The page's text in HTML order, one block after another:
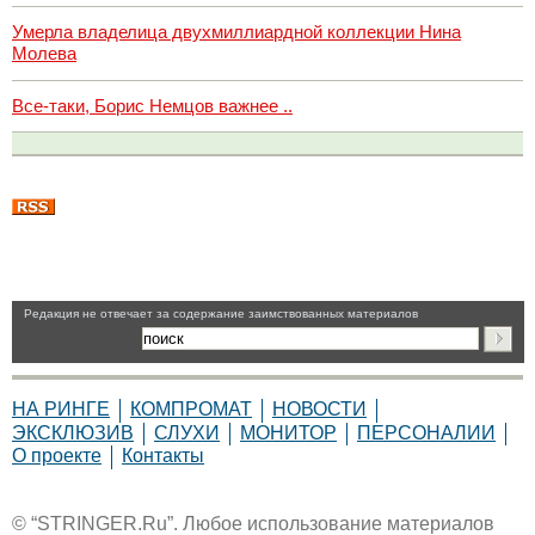
Умерла владелица двухмиллиардной коллекции Нина
Молева
Все-таки, Борис Немцов важнее ..
Pедакция не отвечает за содержание заимствованных материалов
НА РИНГЕ КОМПРОМАТ
НОВОСТИ
ЭКСКЛЮЗИВ
СЛУХИ МОНИТОР
ПЕРСОНАЛИИ
О проекте
Контакты
© “STRINGER.Ru”. Любое использование материалов